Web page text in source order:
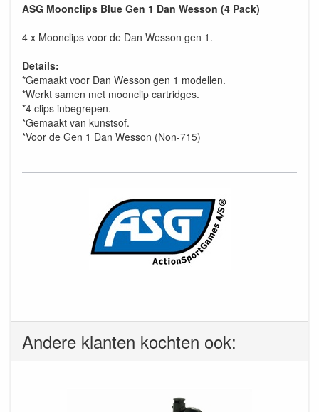
ASG Moonclips Blue Gen 1 Dan Wesson (4 Pack)
4 x Moonclips voor de Dan Wesson gen 1.
Details:
*Gemaakt voor Dan Wesson gen 1 modellen.
*Werkt samen met moonclip cartridges.
*4 clips inbegrepen.
*Gemaakt van kunstsof.
*Voor de Gen 1 Dan Wesson (Non-715)
Andere klanten kochten ook: